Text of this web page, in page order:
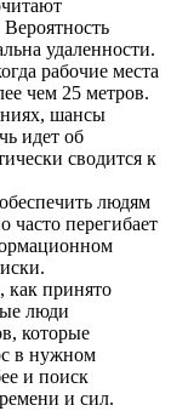
удаленности.
рабочие места
чем 25 метров.
шансы
идет об
сводится к
людям
перегибает
как принято
люди
которые
в нужном
и поиск
и сил.